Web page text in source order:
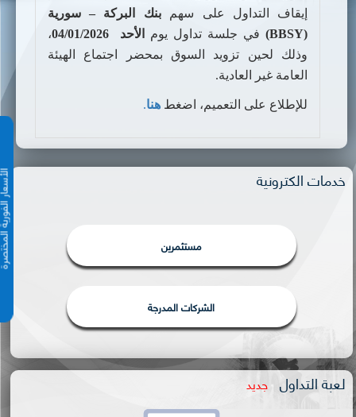
الأسعار
إيقاف التداول على سهمبنك
البركة – سورية
(
BBSY
) في جلسة تداول يوم الأحد 04/01/2026،
وذلك لحين تزويد السوق بمحضر
اجتماع الهيئة
العامة غير العادية.
للإطلاع على التعميم، اضغط هنا.
خدمات الكترونية
مستثمرين
الشركات المدرجة
لعبة التداول جديد